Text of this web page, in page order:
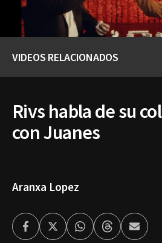
VIDEOS RELACIONADOS
Rivs habla de su
con Juanes
Aranxa Lopez
FacebookTwitterWhatsappThreadsEnviar